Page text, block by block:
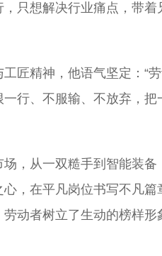
只想解决行业痛点，带着
精神，他语气坚定：“
行、不服输、不放弃，把
，从一双糙手到智能装备
，在平凡岗位书写不凡篇
动者树立了生动的榜样形